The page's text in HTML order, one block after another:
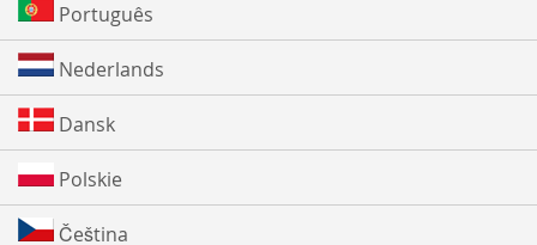
Português
Nederlands
Dansk
Polskie
Čeština